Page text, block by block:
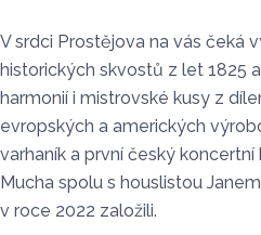
V srdci Prostějova na vás čeká
historických skvostů z let 1825
harmonií i mistrovské kusy z
evropských a amerických
varhaník a první český
Mucha spolu s houslistou
v roce 2022 založili.